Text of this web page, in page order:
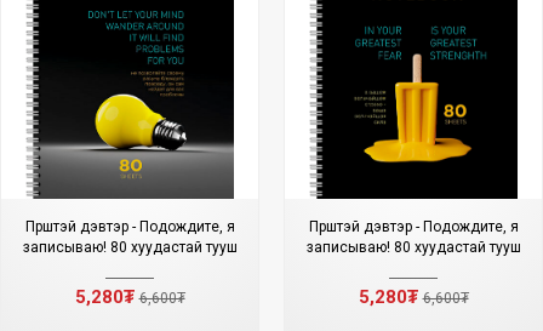
Пүрштэй дэвтэр - Подождите, я
записываю! 80 хуудастай тууш
5,280₮6,600₮
Пүрштэй дэвтэр - Подождите, я
записываю! 80 хуудастай тууш
5,280₮6,600₮